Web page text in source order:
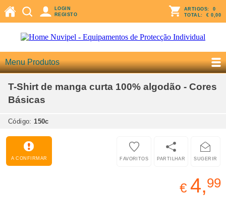
LOGIN
REGISTO
ARTIGOS: 0
TOTAL: € 0,00
Menu Produtos
T-Shirt de manga curta 100% algodão - Cores
Básicas
Código:150c
A CONFIRMAR SUGERIR
PARTILHAR
FAVORITOS
€ 4,99